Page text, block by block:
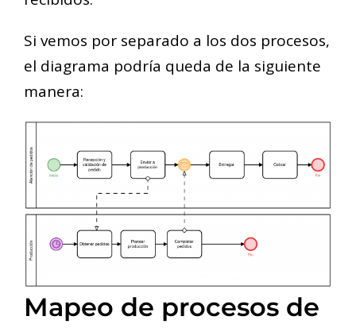
Si vemos por separado a los dos procesos,
el diagrama podría queda de la siguiente
manera:
Mapeo de procesos de